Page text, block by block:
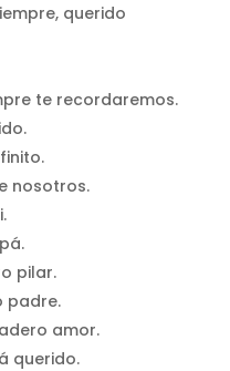
querido
te recordaremos.
nosotros.
pilar.
padre.
amor.
querido.